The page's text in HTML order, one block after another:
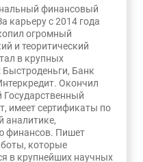
финансовый
карьеру с 2014 года
огромный
и теоритический
в крупных
Банк
Окончил
Государственный
имеет сертификаты по
аналитике,
финансов. Пишет
которые
в крупнейших научных